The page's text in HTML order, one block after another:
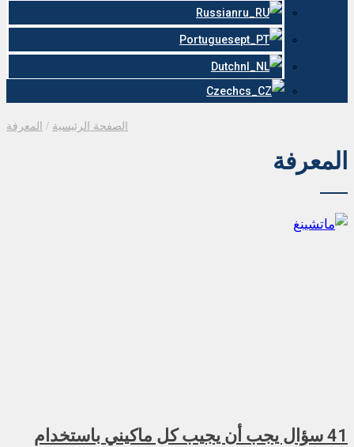
Russian
Portuguese
Dutch
Czech
الصفحة الرئيسية / المعرفة
المعرفة
41 سؤال يجب أن يجيب كل ماكيني باستخدام